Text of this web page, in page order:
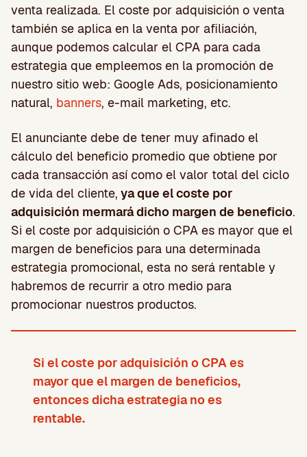
venta realizada. El coste por adquisición o venta
también se aplica en la venta por afiliación,
aunque podemos calcular el CPA para cada
estrategia que empleemos en la promoción de
nuestro sitio web: Google Ads, posicionamiento
natural, banners, e-mail marketing, etc.
El anunciante debe de tener muy afinado el
cálculo del beneficio promedio que obtiene por
cada transacción así como el valor total del ciclo
de vida del cliente, ya que el coste por
adquisición mermará dicho margen de beneficio.
Si el coste por adquisición o CPA es mayor que el
margen de beneficios para una determinada
estrategia promocional, esta no será rentable y
habremos de recurrir a otro medio para
promocionar nuestros productos.
Si el coste por adquisición o CPA es
mayor que el margen de beneficios,
entonces dicha estrategia no es
rentable.